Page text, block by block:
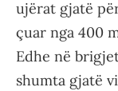
ujërat gjatë
çuar nga 400
Edhe në
shumta gjatë